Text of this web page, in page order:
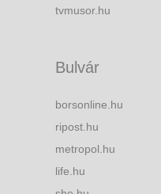
tvmusor.hu
Bulvár
borsonline.hu
ripost.hu
metropol.hu
life.hu